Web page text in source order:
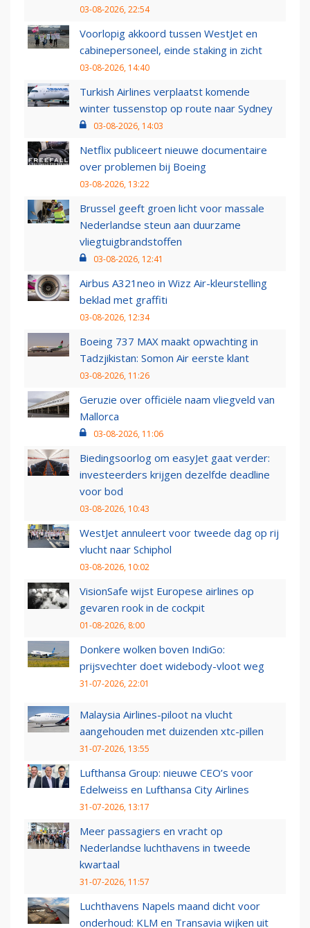
03-08-2026, 22:54
Voorlopig akkoord tussen WestJet en
cabinepersoneel, einde staking in zicht
03-08-2026, 14:40
Turkish Airlines verplaatst komende
winter tussenstop op route naar Sydney
03-08-2026, 14:03
Netflix publiceert nieuwe documentaire
over problemen bij Boeing
03-08-2026, 13:22
Brussel geeft groen licht voor massale
Nederlandse steun aan duurzame
vliegtuigbrandstoffen
03-08-2026, 12:41
Airbus A321neo in Wizz Air-kleurstelling
beklad met graffiti
03-08-2026, 12:34
Boeing 737 MAX maakt opwachting in
Tadzjikistan: Somon Air eerste klant
03-08-2026, 11:26
Geruzie over officiële naam vliegveld van
Mallorca
03-08-2026, 11:06
Biedingsoorlog om easyJet gaat verder:
investeerders krijgen dezelfde deadline
voor bod
03-08-2026, 10:43
WestJet annuleert voor tweede dag op rij
vlucht naar Schiphol
03-08-2026, 10:02
VisionSafe wijst Europese airlines op
gevaren rook in de cockpit
01-08-2026, 8:00
Donkere wolken boven IndiGo:
prijsvechter doet widebody-vloot weg
31-07-2026, 22:01
Malaysia Airlines-piloot na vlucht
aangehouden met duizenden xtc-pillen
31-07-2026, 13:55
Lufthansa Group: nieuwe CEO’s voor
Edelweiss en Lufthansa City Airlines
31-07-2026, 13:17
Meer passagiers en vracht op
Nederlandse luchthavens in tweede
kwartaal
31-07-2026, 11:57
Luchthavens Napels maand dicht voor
onderhoud: KLM en Transavia wijken uit